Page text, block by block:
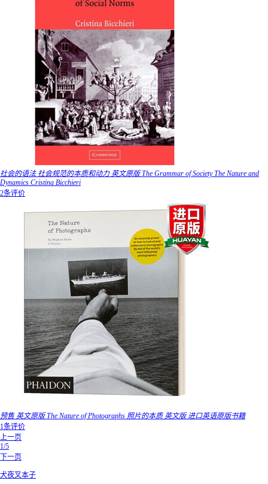
社会的语法 社会规范的本质和动力 英文原版 The Grammar of Society The Nature and
Dynamics Cristina Bicchieri
2条评价
预售 英文原版 The Nature of Photographs 照片的本质 英文版 进口英语原版书籍
1条评价
上一页
1/5
下一页
犬夜叉本子